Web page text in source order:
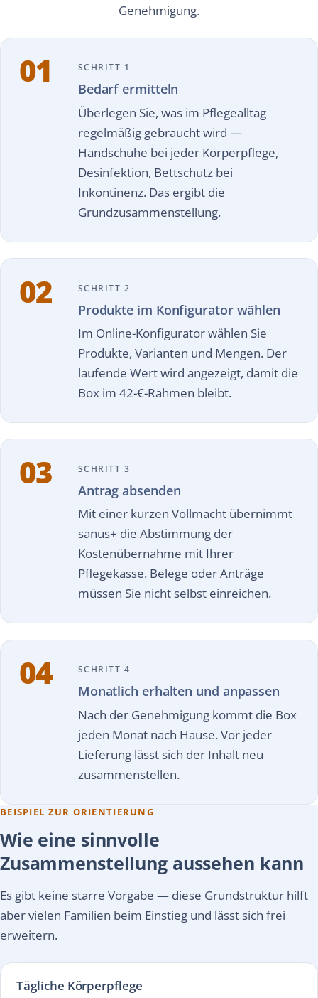
Genehmigung.
01 SCHRITT 1
Bedarf ermitteln
Überlegen Sie, was im Pflegealltag
regelmäßig gebraucht wird —
Handschuhe bei jeder Körperpflege,
Desinfektion, Bettschutz bei
Inkontinenz. Das ergibt die
Grundzusammenstellung.
02 SCHRITT 2
Produkte im Konfigurator wählen
Im Online-Konfigurator wählen Sie
Produkte, Varianten und Mengen. Der
laufende Wert wird angezeigt, damit die
Box im 42-€-Rahmen bleibt.
03 SCHRITT 3
Antrag absenden
Mit einer kurzen Vollmacht übernimmt
sanus+ die Abstimmung der
Kostenübernahme mit Ihrer
Pflegekasse. Belege oder Anträge
müssen Sie nicht selbst einreichen.
04 SCHRITT 4
Monatlich erhalten und anpassen
Nach der Genehmigung kommt die Box
jeden Monat nach Hause. Vor jeder
Lieferung lässt sich der Inhalt neu
zusammenstellen.
BEISPIEL ZUR ORIENTIERUNG
Wie eine sinnvolle
Zusammenstellung aussehen kann
Es gibt keine starre Vorgabe — diese Grundstruktur hilft
aber vielen Familien beim Einstieg und lässt sich frei
erweitern.
Tägliche Körperpflege